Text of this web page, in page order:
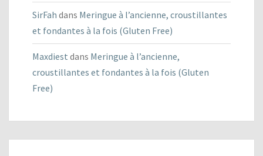
SirFah dans Meringue à l’ancienne, croustillantes
et fondantes à la fois (Gluten Free)
Maxdiest dans Meringue à l’ancienne,
croustillantes et fondantes à la fois (Gluten
Free)